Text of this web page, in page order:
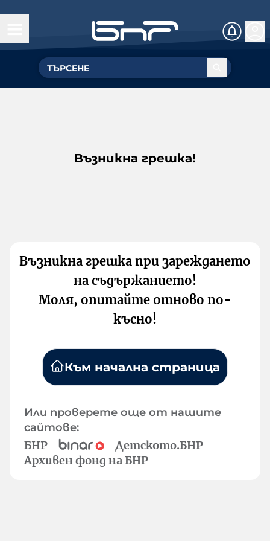
Възникна грешка!
Възникна грешка при зареждането
на съдържанието!
Моля, опитайте отново по-
късно!
Към начална страница
Или проверете още от нашите
сайтове:
БНР
Детското.БНР
Архивен фонд на БНР